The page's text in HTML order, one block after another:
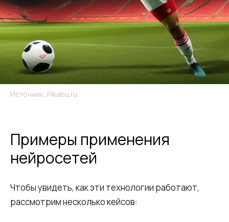
Источник: Pikabu.ru
Примеры применения
нейросетей
Чтобы увидеть, как эти технологии работают,
рассмотрим несколько кейсов: